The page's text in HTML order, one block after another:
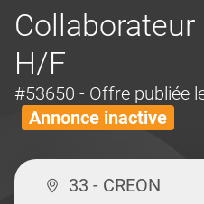
H/F
#53650 - Offre publiée
Annonce inactive
33 - CREON